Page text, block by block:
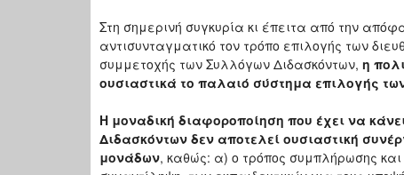
Στη σημερινή συγκυρία κι έπειτα από την
αντισυνταγματικό τον τρόπο επιλογής των
συμμετοχής των Συλλόγων Διδασκόντων, η
ουσιαστικά το παλαιό σύστημα επιλογής
Η μοναδική διαφοροποίηση που έχει να
Διδασκόντων δεν αποτελεί ουσιαστική
μονάδων, καθώς: α) ο τρόπος συμπλήρωσης και